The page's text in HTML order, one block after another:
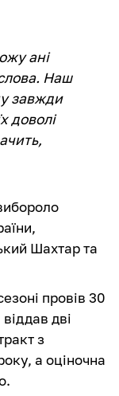
ані
Наш
завжди
доволі
Шахтар та
провів 30
дві
з
а оціночна